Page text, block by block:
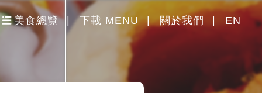
美食總覽 下載 MENU 關於我們 EN